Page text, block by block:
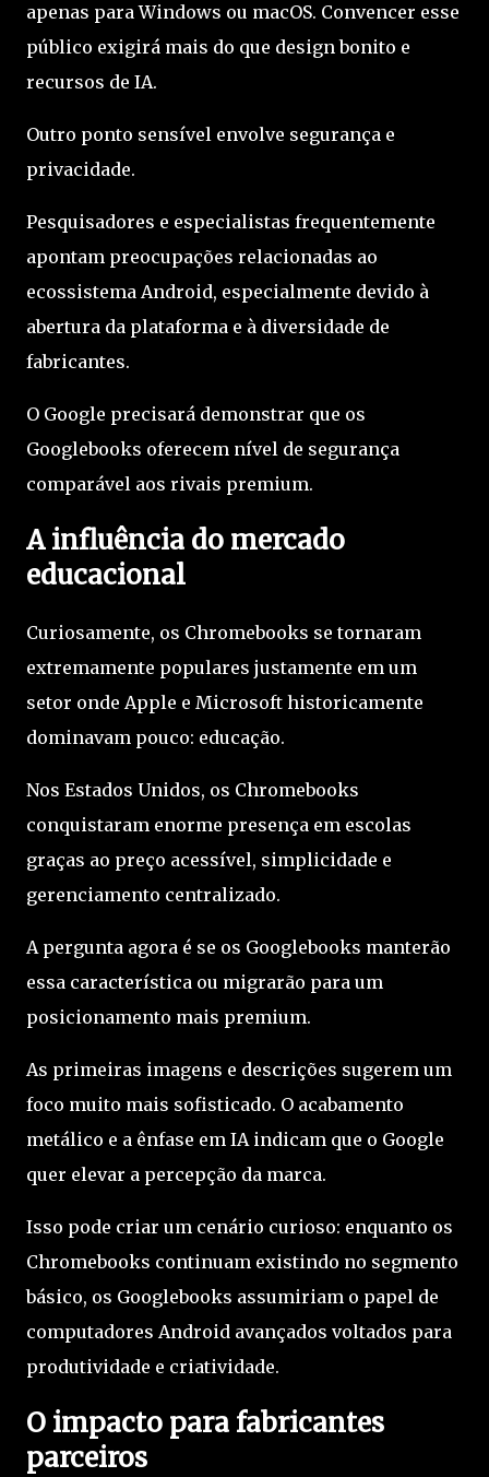
apenas para Windows ou macOS. Convencer esse
público exigirá mais do que design bonito e
recursos de IA.
Outro ponto sensível envolve segurança e
privacidade.
Pesquisadores e especialistas frequentemente
apontam preocupações relacionadas ao
ecossistema Android, especialmente devido à
abertura da plataforma e à diversidade de
fabricantes.
O Google precisará demonstrar que os
Googlebooks oferecem nível de segurança
comparável aos rivais premium.
A influência do mercado
educacional
Curiosamente, os Chromebooks se tornaram
extremamente populares justamente em um
setor onde Apple e Microsoft historicamente
dominavam pouco: educação.
Nos Estados Unidos, os Chromebooks
conquistaram enorme presença em escolas
graças ao preço acessível, simplicidade e
gerenciamento centralizado.
A pergunta agora é se os Googlebooks manterão
essa característica ou migrarão para um
posicionamento mais premium.
As primeiras imagens e descrições sugerem um
foco muito mais sofisticado. O acabamento
metálico e a ênfase em IA indicam que o Google
quer elevar a percepção da marca.
Isso pode criar um cenário curioso: enquanto os
Chromebooks continuam existindo no segmento
básico, os Googlebooks assumiriam o papel de
computadores Android avançados voltados para
produtividade e criatividade.
O impacto para fabricantes
parceiros